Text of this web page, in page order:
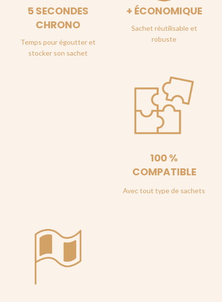
5 SECONDES
CHRONO
Temps pour égoutter et
stocker son sachet
+ ÉCONOMIQUE
Sachet réutilisable et
robuste
100 %
COMPATIBLE
Avec tout type de sachets